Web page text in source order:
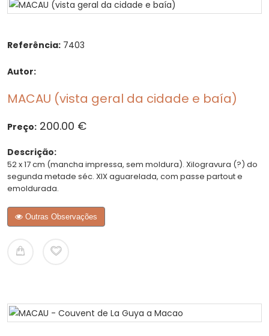
Referência: 7403
Autor:
MACAU (vista geral da cidade e baía)
Preço: 200.00 €
Descrição:
52 x 17 cm (mancha impressa, sem moldura). Xilogravura (?) do
segunda metade séc. XIX aguarelada, com passe partout e
emoldurada.
Outras Observações